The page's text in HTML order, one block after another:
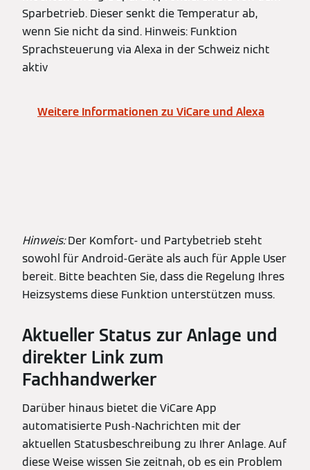
Sparbetrieb. Dieser senkt die Temperatur ab,
wenn Sie nicht da sind. Hinweis: Funktion
Sprachsteuerung via Alexa in der Schweiz nicht
aktiv
Weitere Informationen zu ViCare und Alexa
Hinweis:Der Komfort- und Partybetrieb steht
sowohl für Android-Geräte als auch für Apple User
bereit. Bitte beachten Sie, dass die Regelung Ihres
Heizsystems diese Funktion unterstützen muss.
Aktueller Status zur Anlage und
direkter Link zum
Fachhandwerker
Darüber hinaus bietet die ViCare App
automatisierte Push-Nachrichten mit der
aktuellen Statusbeschreibung zu Ihrer Anlage. Auf
diese Weise wissen Sie zeitnah, ob es ein Problem